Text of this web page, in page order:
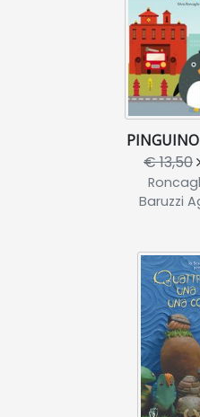
€ 13,50
Baruzzi